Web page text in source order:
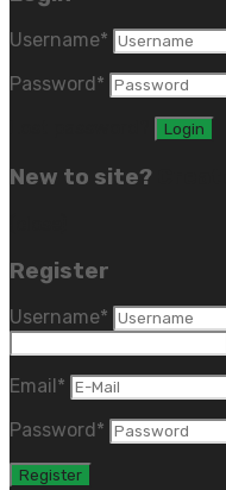
Username*
Password *
New to site?
Register
Username*
Email *
Password *